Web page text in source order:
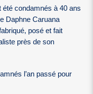
été condamnés à 40 ans
Daphne Caruana
posé et fait
près de son
l’an passé pour